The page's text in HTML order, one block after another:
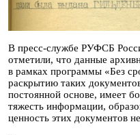
В пресс-службе РУФСБ
отметили, что данные
в рамках программы «Без
раскрытию таких
постоянной основе, имеет
тяжесть информации,
ценность этих документов